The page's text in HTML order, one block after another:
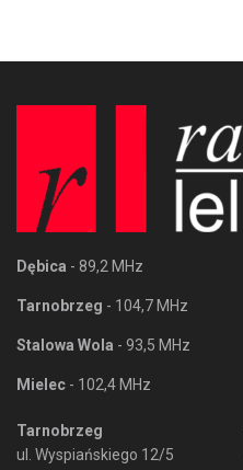
Dębica - 89,2 MHz
Tarnobrzeg - 104,7 MHz
Stalowa Wola - 93,5 MHz
Mielec - 102,4 MHz
Tarnobrzeg
ul. Wyspiańskiego 12/5